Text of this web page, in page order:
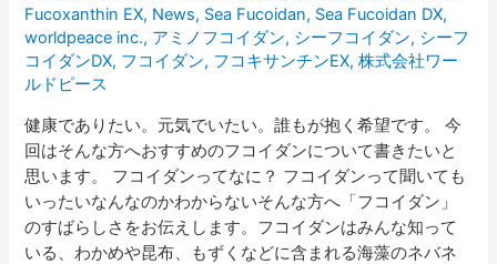
Fucoxanthin EX, News, Sea Fucoidan, Sea Fucoidan DX,
worldpeace inc., アミノフコイダン, シーフコイダン, シーフ
コイダンDX, フコイダン, フコキサンチンEX,株式会社ワー
ルドピース
健康でありたい。元気でいたい。誰もが抱く希望です。 今
回はそんな方へおすすめのフコイダンについて書きたいと
思います。 フコイダンってなに？ フコイダンって聞いても
いったいなんなのかわからないそんな方へ「フコイダン」
のすばらしさをお伝えします。フコイダンはみんな知って
いる、わかめや昆布、もずくなどに含まれる海藻のネバネ
強
い
体
に
り
た
い
方
へ